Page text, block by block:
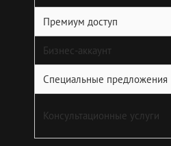
Премиум доступ
Бизнес-аккаунт
Специальные предложения
Консультационные услуги